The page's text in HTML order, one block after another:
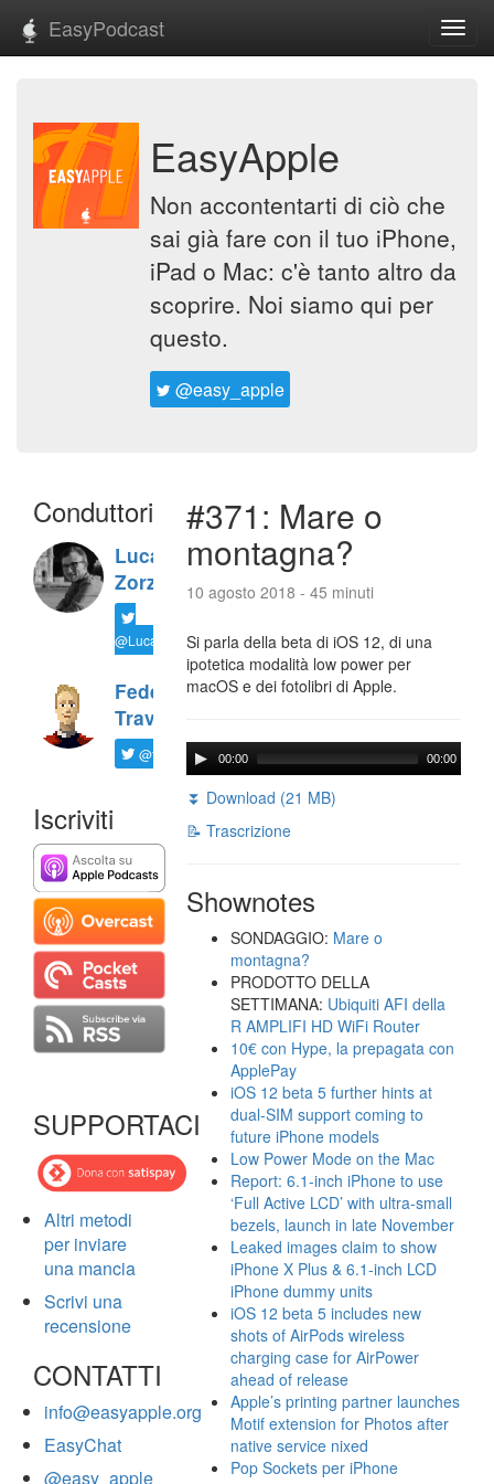
EasyPodcast
EasyApple
Non accontentarti di ciò che
sai già fare con il tuo iPhone,
iPad o Mac: c'è tanto altro da
scoprire. Noi siamo qui per
questo.
@easy_apple
Conduttori
Luca
Zorzi
@LucaTNT
Federico
Travaini
@ftrava
Iscriviti
SUPPORTACI
Altri metodi
per inviare
una mancia
Scrivi una
recensione
CONTATTI
info@easyapple.org
EasyChat
@easy_apple
#371: Mare o
montagna?
10 agosto 2018 - 45 minuti
Si parla della beta di iOS 12, di una
ipotetica modalità low power per
macOS e dei fotolibri di Apple.
00:00 00:00
⏬ Download (21 MB)
📝 Trascrizione
Shownotes
SONDAGGIO: Mare o
montagna?
PRODOTTO DELLA
SETTIMANA: Ubiquiti AFI della
R AMPLIFI HD WiFi Router
10€ con Hype, la prepagata con
ApplePay
iOS 12 beta 5 further hints at
dual-SIM support coming to
future iPhone models
Low Power Mode on the Mac
Report: 6.1-inch iPhone to use
‘Full Active LCD’ with ultra-small
bezels, launch in late November
Leaked images claim to show
iPhone X Plus & 6.1-inch LCD
iPhone dummy units
iOS 12 beta 5 includes new
shots of AirPods wireless
charging case for AirPower
ahead of release
Apple’s printing partner launches
Motif extension for Photos after
native service nixed
Pop Sockets per iPhone